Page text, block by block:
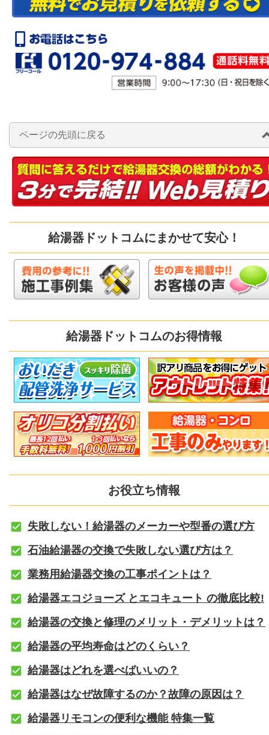
ページの先頭に戻る
給湯器ドットコムにまかせて安心！
給湯器ドットコムのお得情報
お役立ち情報
失敗しない！給湯器のメーカーや型番の選び方
石油給湯器の交換で失敗しない選び方は？
業務用給湯器交換の工事ポイントは？
給湯器エコジョーズ とエコキュート の徹底比較!
給湯器の交換と修理のメリット・デメリットは？
給湯器の平均寿命はどのくらい？
給湯器はどれを選べばいいの？
給湯器はなぜ故障するのか？故障の原因は？
給湯器リモコンの便利な機能 特集一覧